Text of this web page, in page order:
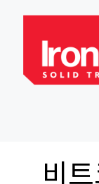
content
비